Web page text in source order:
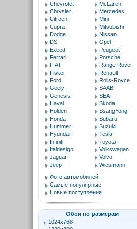
Chevrolet
Chrysler
Citroen
Cupra
Dodge
DS
Exeed
Ferrari
FIAT
Fisker
Ford
Geely
Genesis
Haval
Holden
Honda
Hummer
Hyundai
Infiniti
Italdesign
Jaguar
Jeep
McLaren
Mercedes
Mini
Mitsubishi
Nissan
Opel
Peugeot
Porsche
Range Rover
Renault
Rolls-Royce
SAAB
SEAT
Skoda
SsangYong
Subaru
Suzuki
Tesla
Toyota
Volkswagen
Volvo
Wiesmann
Фото автомобилей
Самые популярные
Новые поступления
Обои по размерам
1024x768